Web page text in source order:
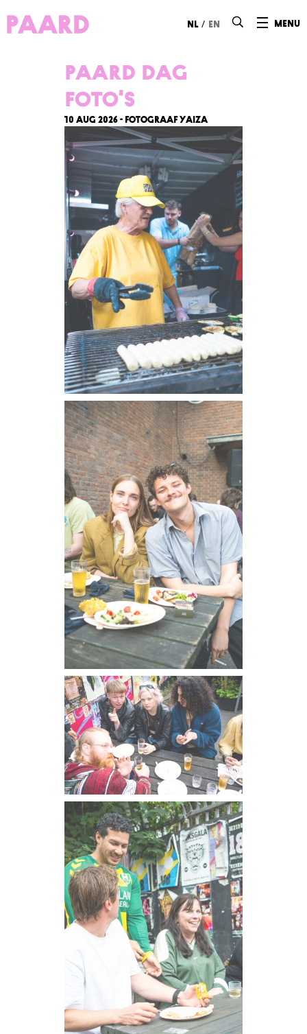
menu
nl / en
PAARD DAG
foto’s
10 aug 2026 - Fotograaf Yaiza